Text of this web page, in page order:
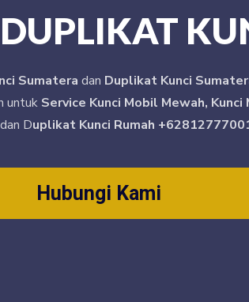
Sumatera dan Duplikat Kunci
untuk Service Kunci Mobil Mewah, Kunci
Duplikat Kunci Rumah
Hubungi Kami